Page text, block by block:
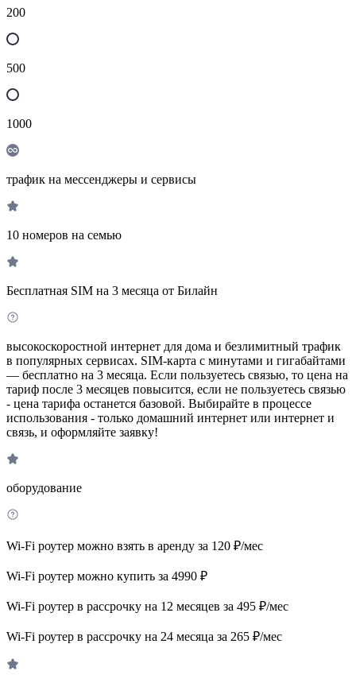
200
500
1000
трафик на мессенджеры и сервисы
10 номеров на семью
Бесплатная SIM на 3 месяца от Билайн
высокоскоростной интернет для дома и безлимитный трафик
в популярных сервисах. SIM-карта с минутами и гигабайтами
— бесплатно на 3 месяца. Если пользуетесь связью, то цена на
тариф после 3 месяцев повысится, если не пользуетесь связью
- цена тарифа останется базовой. Выбирайте в процессе
использования - только домашний интернет или интернет и
связь, и оформляйте заявку!
оборудование
Wi-Fi роутер можно взять в аренду за 120 ₽/мес
Wi-Fi роутер можно купить за 4990 ₽
Wi-Fi роутер в рассрочку на 12 месяцев за 495 ₽/мес
Wi-Fi роутер в рассрочку на 24 месяца за 265 ₽/мес